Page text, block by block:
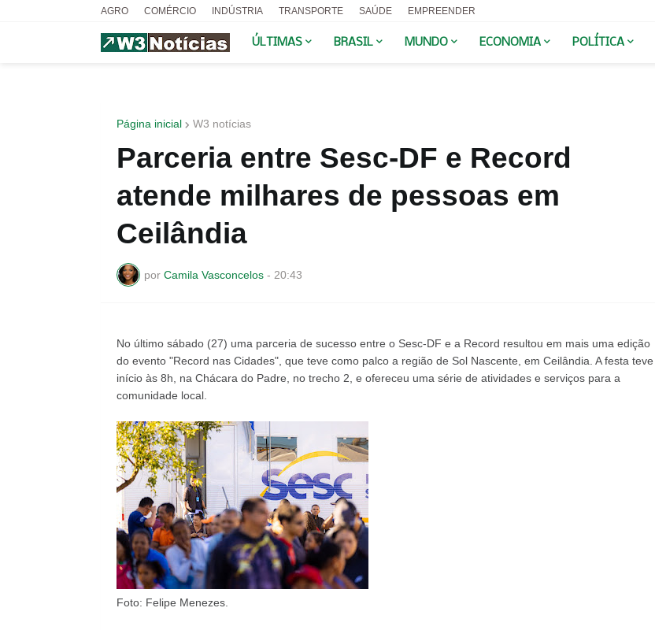
AGRO COMÉRCIO INDÚSTRIA TRANSPORTE SAÚDE EMPREENDER
ÚLTIMAS BRASIL MUNDO ECONOMIA POLÍTICA
Página inicial W3 notícias
Parceria entre Sesc-DF e Record
atende milhares de pessoas em
Ceilândia
por Camila Vasconcelos - 20:43
No último sábado (27) uma parceria de sucesso entre o Sesc-DF e a Record resultou em mais uma edição
do evento "Record nas Cidades", que teve como palco a região de Sol Nascente, em Ceilândia. A festa teve
início às 8h, na Chácara do Padre, no trecho 2, e ofereceu uma série de atividades e serviços para a
comunidade local.
Foto: Felipe Menezes.